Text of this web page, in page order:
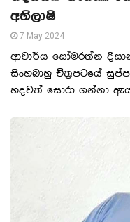
අභිලාෂි
7 May 2024
ආචාර්ය සෝමරත්න
සිංහබාහු චිත්‍රපටයේ
හදවත් සොරා ගන්නා